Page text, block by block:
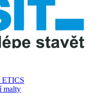
ETICS
malty